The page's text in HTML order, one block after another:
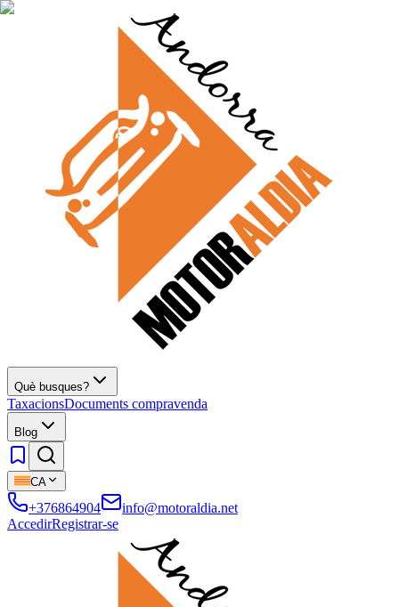
Què busques?
TaxacionsDocuments compravenda
Blog
CA
+376864904
info@motoraldia.net
AccedirRegistrar-se